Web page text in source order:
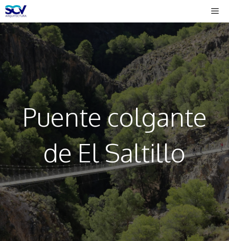
Saltar
al
contenido
Puente colgante
de El Saltillo